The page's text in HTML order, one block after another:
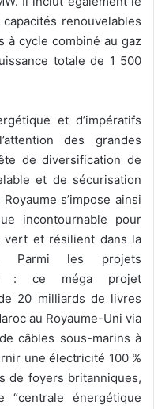
renouvelables
à cycle combiné au gaz
totale de 1 500
et d’impératifs
des grandes
de diversification de
et de sécurisation
s’impose ainsi
incontournable pour
vert et résilient dans la
Parmi les projets
: ce méga projet
20 milliards de livres
au Royaume-Uni via
câbles sous-marins à
une électricité 100 %
de foyers britanniques,
énergétique